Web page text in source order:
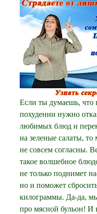
Если ты думаешь, что
похудении нужно
любимых блюд и
на зеленые салаты, то
не совсем согласны.
такое волшебное
не только поднимет
но и поможет
килограммы. Да-да,
про мясной бульон! И